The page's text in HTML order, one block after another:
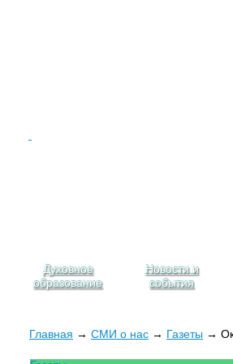
Духовное
образование
Новости и
события
Главная → СМИ о нас → Газеты →